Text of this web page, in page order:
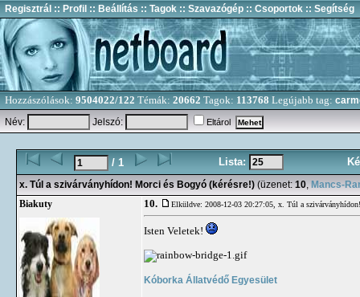
Regisztrál :: Profil :: Beállítás :: Tagok :: Szavazógép :: Csoportok :: Segítség
Hozzászólások: 9504022/122 Témák: 20662 Tagok: 113768 Legújabb tag:
Név:
Jelszó: Eltárol
/ 1 Lista:
x. Túl a szivárványhídon! Morci és Bogyó (kérésre!) (üzenet: 10, Mancs-
Biakuty 10. Elküldve: 2008-12-03 20:27:05, x. Túl a
Isten Veletek!
Kóborka Állatvédő Egyesület